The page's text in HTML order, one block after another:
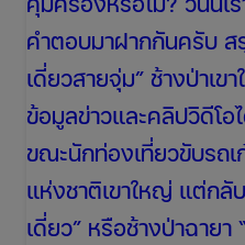
คำตอบมาฝากกันครับ
เดี่ยวสายจุ่ม” ช้างป่าเข
ข้อมูลข่าวและคลิปวิดีโ
ขณะนักท่องเที่ยวขับรถเ
แห่งชาติเขาใหญ่ แต่ก
เดี่ยว” หรือช้างป่าฉายา